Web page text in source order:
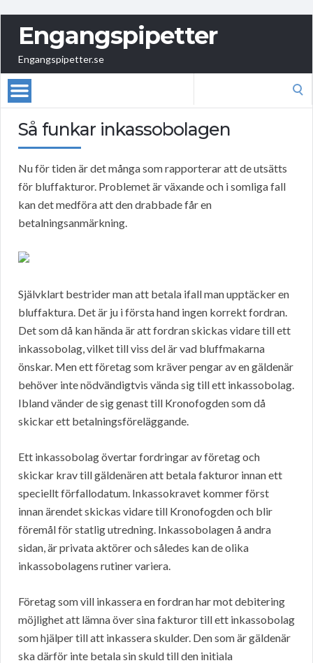
Engangspipetter
Engangspipetter.se
Så funkar inkassobolagen
Nu för tiden är det många som rapporterar att de utsätts
för bluffakturor. Problemet är växande och i somliga fall
kan det medföra att den drabbade får en
betalningsanmärkning.
Självklart bestrider man att betala ifall man upptäcker en
bluffaktura. Det är ju i första hand ingen korrekt fordran.
Det som då kan hända är att fordran skickas vidare till ett
inkassobolag, vilket till viss del är vad bluffmakarna
önskar. Men ett företag som kräver pengar av en gäldenär
behöver inte nödvändigtvis vända sig till ett inkassobolag.
Ibland vänder de sig genast till Kronofogden som då
skickar ett betalningsföreläggande.
Ett inkassobolag övertar fordringar av företag och
skickar krav till gäldenären att betala fakturor innan ett
speciellt förfallodatum. Inkassokravet kommer först
innan ärendet skickas vidare till Kronofogden och blir
föremål för statlig utredning. Inkassobolagen å andra
sidan, är privata aktörer och således kan de olika
inkassobolagens rutiner variera.
Företag som vill inkassera en fordran har mot debitering
möjlighet att lämna över sina fakturor till ett inkassobolag
som hjälper till att inkassera skulder. Den som är gäldenär
ska därför inte betala sin skuld till den initiala